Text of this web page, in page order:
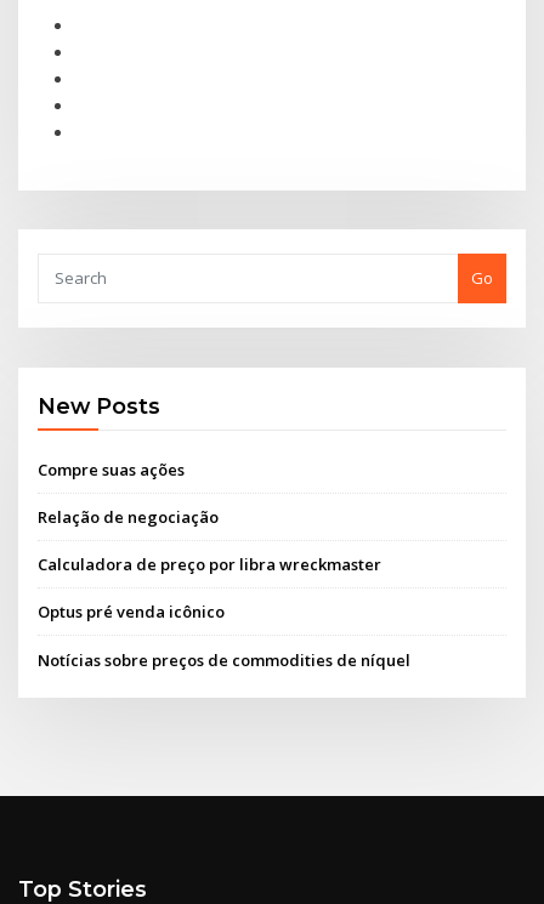
Go
New Posts
Compre suas ações
Relação de negociação
Calculadora de preço por libra wreckmaster
Optus pré venda icônico
Notícias sobre preços de commodities de níquel
Top Stories